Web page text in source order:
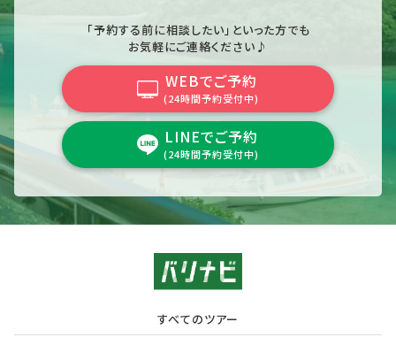
「予約する前に相談したい」といった方でも
お気軽にご連絡ください♪
WEBでご予約
(24時間予約受付中)
LINEでご予約
(24時間予約受付中)
すべてのツアー